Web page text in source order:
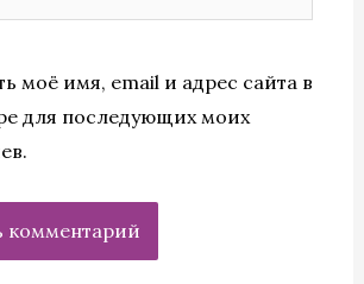
моё имя, email и адрес сайта в
для последующих моих